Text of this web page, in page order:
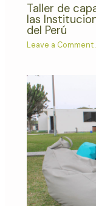
Taller de
las
del Perú
Leave a Comment